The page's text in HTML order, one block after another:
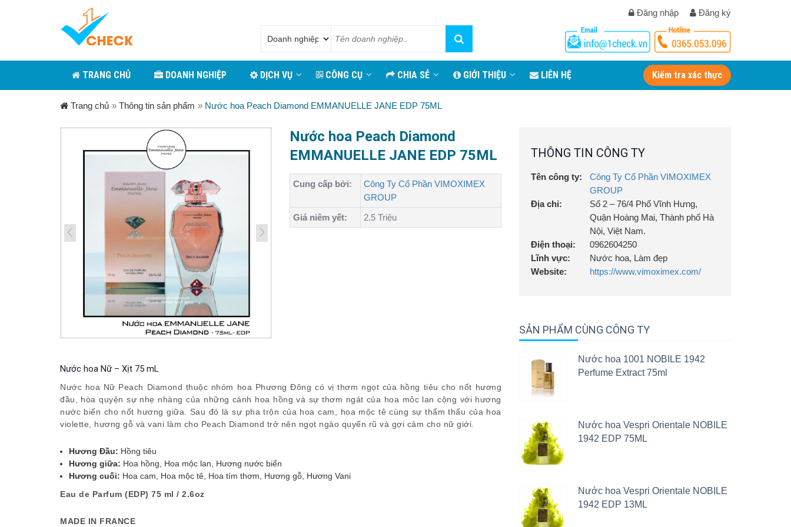
Đăng nhập Đăng ký
TRANG CHỦ DOANH NGHIỆP DỊCH VỤ CÔNG CỤ CHIA SẺ GIỚI THIỆU LIÊN HỆ Kiểm tra xác thực
Trang chủ » Thông tin sản phẩm » Nước hoa Peach Diamond EMMANUELLE JANE EDP 75ML
Nước hoa Peach Diamond
EMMANUELLE JANE EDP 75ML
Cung cấp bởi:
Công Ty Cổ Phần VIMOXIMEX
GROUP
Giá niêm yết:
2.5 Triệu
Nước hoa Nữ – Xịt 75 mL
Nước hoa Nữ Peach Diamond thuộc nhóm hoa Phương Đông có vị thơm ngọt của hồng tiêu cho nốt hương
đầu, hòa quyện sự nhẹ nhàng của những cánh hoa hồng và sự thơm ngát của hoa môc lan cộng với hương
nước biển cho nốt hương giữa. Sau đó là sự pha trộn của hoa cam, hoa mộc tê cùng sự thẩm thấu của hoa
violette, hương gỗ và vani làm cho Peach Diamond trở nên ngọt ngào quyến rũ và gợi cảm cho nữ giới.
Hương Đầu: Hồng tiêu
Hương giữa: Hoa hồng, Hoa mộc lan, Hương nước biển
Hương cuối: Hoa cam, Hoa mộc tê, Hoa tím thơm, Hương gỗ, Hương Vani
Eau de Parfum (EDP) 75 ml / 2.6oz
MADE IN FRANCE
THÔNG TIN CÔNG TY
Tên công ty:
Công Ty Cổ Phần VIMOXIMEX
GROUP
Địa chỉ:
Số 2 – 76/4 Phố Vĩnh Hưng,
Quận Hoàng Mai, Thành phố Hà
Nội, Việt Nam.
Điện thoại:
0962604250
Lĩnh vực:
Nước hoa, Làm đẹp
Website:
https://www.vimoximex.com/
SẢN PHẨM CÙNG CÔNG TY
Nước hoa 1001 NOBILE 1942
Perfume Extract 75ml
Nước hoa Vespri Orientale NOBILE
1942 EDP 75ML
Nước hoa Vespri Orientale NOBILE
1942 EDP 13ML